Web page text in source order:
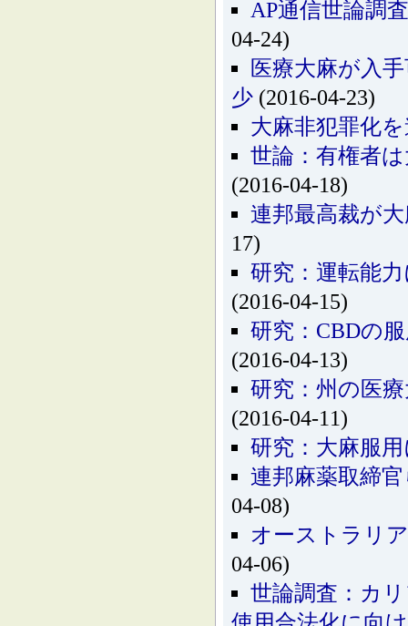
AP通信世論調
04-24)
医療大麻が入
少 (2016-04-23)
大麻非犯罪化
世論：有権者
(2016-04-18)
連邦最高裁が
17)
研究：運転能
(2016-04-15)
研究：CBDの
(2016-04-13)
研究：州の医
(2016-04-11)
研究：大麻服
連邦麻薬取締
04-08)
オーストラリ
04-06)
世論調査：カ